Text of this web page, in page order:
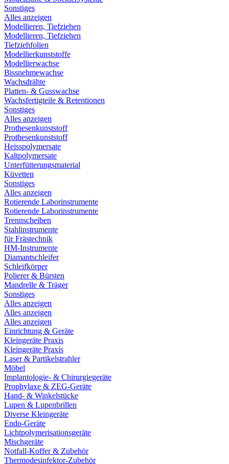
Sonstiges
Alles anzeigen
Modellieren, Tiefziehen
Modellieren, Tiefziehen
Tiefziehfolien
Modellierkunststoffe
Modellierwachse
Bissnehmewachse
Wachsdrähte
Platten- & Gusswachse
Wachsfertigteile & Retentionen
Sonstiges
Alles anzeigen
Prothesenkunststoff
Prothesenkunststoff
Heisspolymersate
Kaltpolymersate
Unterfütterungsmaterial
Küvetten
Sonstiges
Alles anzeigen
Rotierende Laborinstrumente
Rotierende Laborinstrumente
Trennscheiben
Stahlinstrumente
für Frästechnik
HM-Instrumente
Diamantschleifer
Schleifkörper
Polierer & Bürsten
Mandrelle & Träger
Sonstiges
Alles anzeigen
Alles anzeigen
Alles anzeigen
Einrichtung & Geräte
Kleingeräte Praxis
Kleingeräte Praxis
Laser & Partikelstrahler
Möbel
Implantologie- & Chirurgiegeräte
Prophylaxe & ZEG-Geräte
Hand- & Winkelstücke
Lupen & Lupenbrillen
Diverse Kleingeräte
Endo-Geräte
Lichtpolymerisationsgeräte
Mischgeräte
Notfall-Koffer & Zubehör
Thermodesinfektor-Zubehör